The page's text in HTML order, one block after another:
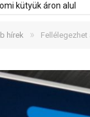
kütyük áron alul
hírek » Fellélegezhet